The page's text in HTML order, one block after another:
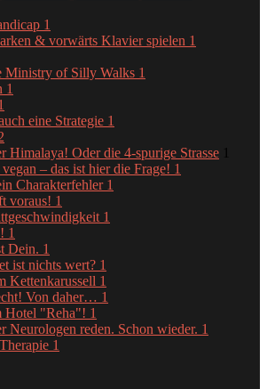
1
& vorwärts Klavier spielen 1
Ministry of Silly Walks 1
1
eine Strategie 1
Himalaya! Oder die 4-spurige Strasse 1
– das ist hier die Frage! 1
Charakterfehler 1
voraus! 1
1
1
Dein. 1
ist nichts wert? 1
Kettenkarussell 1
Von daher… 1
Hotel "Reha"! 1
Neurologen reden. Schon wieder. 1
1